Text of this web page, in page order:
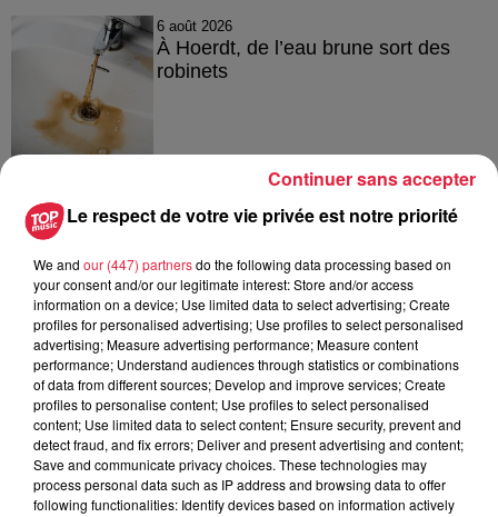
6 août 2026
À Hoerdt, de l’eau brune sort des
robinets
Catherine Trautmann réagit
6 août 2026
Au zoo de Mulhouse : rencontre
avec les flamants rouges
Le respect de votre vie privée est notre priorité
We and our (447) partnersdo the following data processing based on
your consent and/or our legitimate interest: Store and/or access
information on a device; Use limited data to select advertising; Create
profiles for personalised advertising; Use profiles to select personalised
advertising; Measure advertising performance; Measure content
performance; Understand audiences through statistics or combinations
of data from different sources; Develop and improve services; Create
profiles to personalise content; Use profiles to select personalised
content; Use limited data to select content; Ensure security, prevent and
detect fraud, and fix errors; Deliver and present advertising and content;
Save and communicate privacy choices. These technologies may
process personal data such as IP address and browsing data to offer
following functionalities: Identify devices based on information actively
Continuer sans accepter